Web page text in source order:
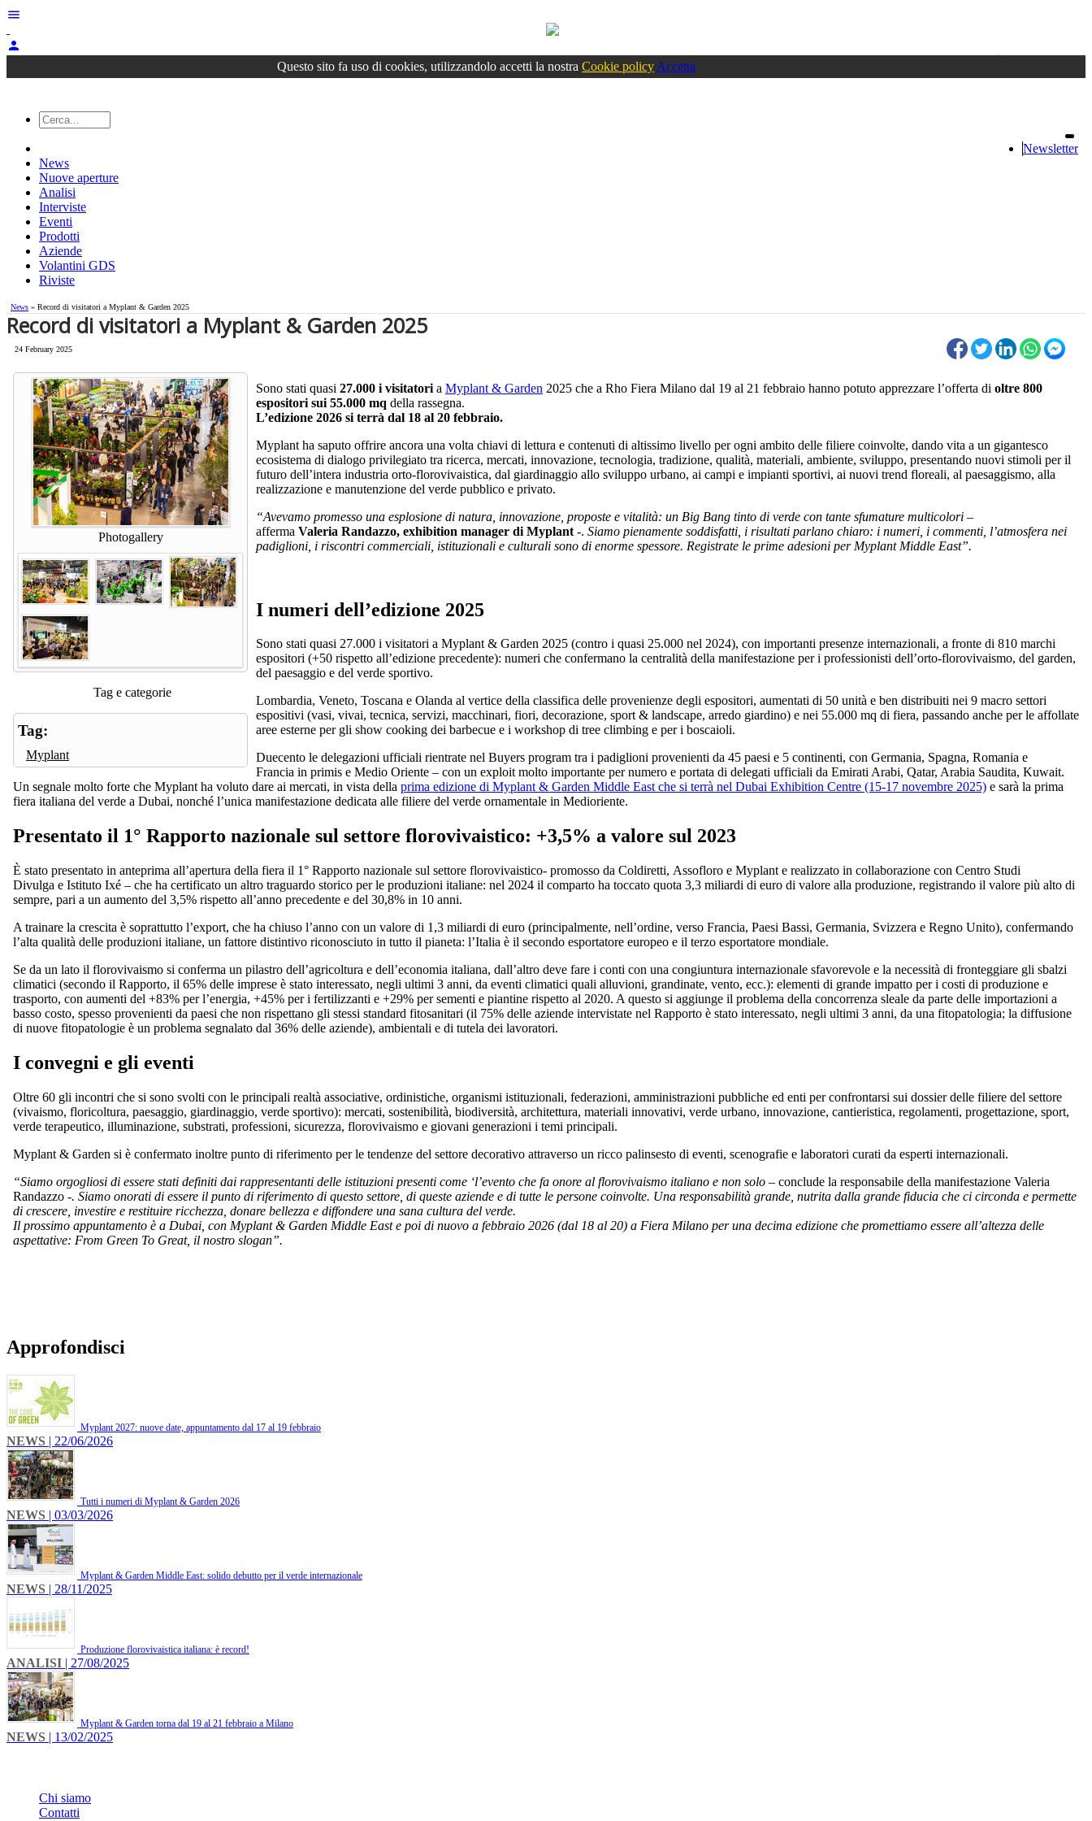
menu
person
Accedioppure registrati
Questo sito fa uso di cookies, utilizzandolo accetti la nostra Cookie policy Accetta
Newsletter
News
Nuove aperture
Analisi
Interviste
Eventi
Prodotti
Aziende
Volantini GDS
Riviste
News » Record di visitatori a Myplant & Garden 2025
Record di visitatori a Myplant & Garden 2025
24 February 2025
Photogallery
Tag e categorie
Tag:
Myplant
Sono stati quasi 27.000 i visitatori a Myplant & Garden 2025 che a Rho Fiera Milano dal 19 al 21 febbraio hanno potuto apprezzare l’offerta di oltre 800
espositori sui 55.000 mq della rassegna.
L’edizione 2026 si terrà dal 18 al 20 febbraio.
Myplant ha saputo offrire ancora una volta chiavi di lettura e contenuti di altissimo livello per ogni ambito delle filiere coinvolte, dando vita a un gigantesco
ecosistema di dialogo privilegiato tra ricerca, mercati, innovazione, tecnologia, tradizione, qualità, materiali, ambiente, sviluppo, presentando nuovi stimoli per il
futuro dell’intera industria orto-florovivaistica, dal giardinaggio allo sviluppo urbano, ai campi e impianti sportivi, ai nuovi trend floreali, al paesaggismo, alla
realizzazione e manutenzione del verde pubblico e privato.
“Avevamo promesso una esplosione di natura, innovazione, proposte e vitalità: un Big Bang tinto di verde con tante sfumature multicolori –
afferma Valeria Randazzo, exhibition manager di Myplant -. Siamo pienamente soddisfatti, i risultati parlano chiaro: i numeri, i commenti, l’atmosfera nei
padiglioni, i riscontri commerciali, istituzionali e culturali sono di enorme spessore. Registrate le prime adesioni per Myplant Middle East”.
I numeri dell’edizione 2025
Sono stati quasi 27.000 i visitatori a Myplant & Garden 2025 (contro i quasi 25.000 nel 2024), con importanti presenze internazionali, a fronte di 810 marchi
espositori (+50 rispetto all’edizione precedente): numeri che confermano la centralità della manifestazione per i professionisti dell’orto-florovivaismo, del garden,
del paesaggio e del verde sportivo.
Lombardia, Veneto, Toscana e Olanda al vertice della classifica delle provenienze degli espositori, aumentati di 50 unità e ben distribuiti nei 9 macro settori
espositivi (vasi, vivai, tecnica, servizi, macchinari, fiori, decorazione, sport & landscape, arredo giardino) e nei 55.000 mq di fiera, passando anche per le affollate
aree esterne per gli show cooking dei barbecue e i workshop di tree climbing e per i boscaioli.
Duecento le delegazioni ufficiali rientrate nel Buyers program tra i padiglioni provenienti da 45 paesi e 5 continenti, con Germania, Spagna, Romania e
Francia in primis e Medio Oriente – con un exploit molto importante per numero e portata di delegati ufficiali da Emirati Arabi, Qatar, Arabia Saudita, Kuwait.
Un segnale molto forte che Myplant ha voluto dare ai mercati, in vista della prima edizione di Myplant & Garden Middle East che si terrà nel Dubai Exhibition Centre (15-17 novembre 2025) e sarà la prima
fiera italiana del verde a Dubai, nonché l’unica manifestazione dedicata alle filiere del verde ornamentale in Medioriente.
Presentato il 1° Rapporto nazionale sul settore florovivaistico: +3,5% a valore sul 2023
È stato presentato in anteprima all’apertura della fiera il 1° Rapporto nazionale sul settore florovivaistico- promosso da Coldiretti, Assofloro e Myplant e realizzato in collaborazione con Centro Studi
Divulga e Istituto Ixé – che ha certificato un altro traguardo storico per le produzioni italiane: nel 2024 il comparto ha toccato quota 3,3 miliardi di euro di valore alla produzione, registrando il valore più alto di
sempre, pari a un aumento del 3,5% rispetto all’anno precedente e del 30,8% in 10 anni.
A trainare la crescita è soprattutto l’export, che ha chiuso l’anno con un valore di 1,3 miliardi di euro (principalmente, nell’ordine, verso Francia, Paesi Bassi, Germania, Svizzera e Regno Unito), confermando
l’alta qualità delle produzioni italiane, un fattore distintivo riconosciuto in tutto il pianeta: l’Italia è il secondo esportatore europeo e il terzo esportatore mondiale.
Se da un lato il florovivaismo si conferma un pilastro dell’agricoltura e dell’economia italiana, dall’altro deve fare i conti con una congiuntura internazionale sfavorevole e la necessità di fronteggiare gli sbalzi
climatici (secondo il Rapporto, il 65% delle imprese è stato interessato, negli ultimi 3 anni, da eventi climatici quali alluvioni, grandinate, vento, ecc.): elementi di grande impatto per i costi di produzione e
trasporto, con aumenti del +83% per l’energia, +45% per i fertilizzanti e +29% per sementi e piantine rispetto al 2020. A questo si aggiunge il problema della concorrenza sleale da parte delle importazioni a
basso costo, spesso provenienti da paesi che non rispettano gli stessi standard fitosanitari (il 75% delle aziende intervistate nel Rapporto è stato interessato, negli ultimi 3 anni, da una fitopatologia; la diffusione
di nuove fitopatologie è un problema segnalato dal 36% delle aziende), ambientali e di tutela dei lavoratori.
I convegni e gli eventi
Oltre 60 gli incontri che si sono svolti con le principali realtà associative, ordinistiche, organismi istituzionali, federazioni, amministrazioni pubbliche ed enti per confrontarsi sui dossier delle filiere del settore
(vivaismo, floricoltura, paesaggio, giardinaggio, verde sportivo): mercati, sostenibilità, biodiversità, architettura, materiali innovativi, verde urbano, innovazione, cantieristica, regolamenti, progettazione, sport,
verde terapeutico, illuminazione, substrati, professioni, sicurezza, florovivaismo e giovani generazioni i temi principali.
Myplant & Garden si è confermato inoltre punto di riferimento per le tendenze del settore decorativo attraverso un ricco palinsesto di eventi, scenografie e laboratori curati da esperti internazionali.
“Siamo orgogliosi di essere stati definiti dai rappresentanti delle istituzioni presenti come ‘l’evento che fa onore al florovivaismo italiano e non solo – conclude la responsabile della manifestazione Valeria
Randazzo -. Siamo onorati di essere il punto di riferimento di questo settore, di queste aziende e di tutte le persone coinvolte. Una responsabilità grande, nutrita dalla grande fiducia che ci circonda e permette
di crescere, investire e restituire ricchezza, donare bellezza e diffondere una sana cultura del verde.
Il prossimo appuntamento è a Dubai, con Myplant & Garden Middle East e poi di nuovo a febbraio 2026 (dal 18 al 20) a Fiera Milano per una decima edizione che promettiamo essere all’altezza delle
aspettative: From Green To Great, il nostro slogan”.
Approfondisci
Myplant 2027: nuove date, appuntamento dal 17 al 19 febbraio
NEWS | 22/06/2026
Tutti i numeri di Myplant & Garden 2026
NEWS | 03/03/2026
Myplant & Garden Middle East: solido debutto per il verde internazionale
NEWS | 28/11/2025
Produzione florovivaistica italiana: è record!
ANALISI | 27/08/2025
Myplant & Garden torna dal 19 al 21 febbraio a Milano
NEWS | 13/02/2025
Chi siamo
Contatti